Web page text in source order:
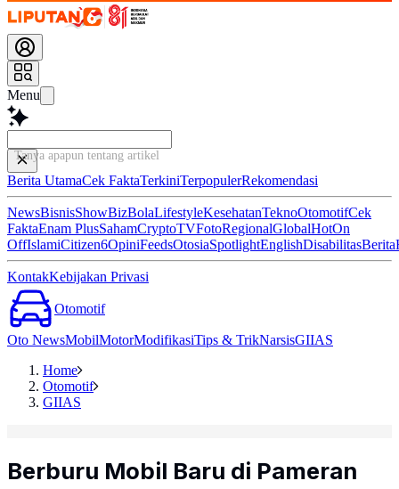
Menu
Tanya apapun tentang artikel ini...
Berita UtamaCek FaktaTerkiniTerpopulerRekomendasi
NewsBisnisShowBizBolaLifestyleKesehatanTeknoOtomotifCek
FaktaEnam PlusSahamCryptoTVFotoRegionalGlobalHotOn
OffIslamiCitizen6OpiniFeedsOtosiaSpotlightEnglishDisabilitasBerita
KontakKebijakan Privasi
Otomotif
Oto NewsMobilMotorModifikasiTips & TrikNarsisGIIAS
Home
Otomotif
GIIAS
Berburu Mobil Baru di Pameran